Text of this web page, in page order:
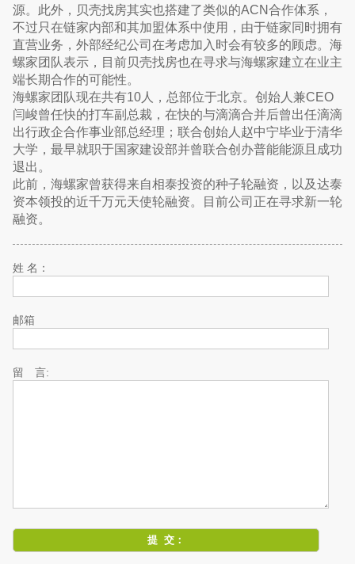
源。此外，贝壳找房其实也搭建了类似的ACN合作体系，
不过只在链家内部和其加盟体系中使用，由于链家同时拥有
直营业务，外部经纪公司在考虑加入时会有较多的顾虑。海
螺家团队表示，目前贝壳找房也在寻求与海螺家建立在业主
端长期合作的可能性。
海螺家团队现在共有10人，总部位于北京。创始人兼CEO
闫峻曾任快的打车副总裁，在快的与滴滴合并后曾出任滴滴
出行政企合作事业部总经理；联合创始人赵中宁毕业于清华
大学，最早就职于国家建设部并曾联合创办普能能源且成功
退出。
此前，海螺家曾获得来自相泰投资的种子轮融资，以及达泰
资本领投的近千万元天使轮融资。目前公司正在寻求新一轮
融资。
姓 名：
邮箱
留 言: